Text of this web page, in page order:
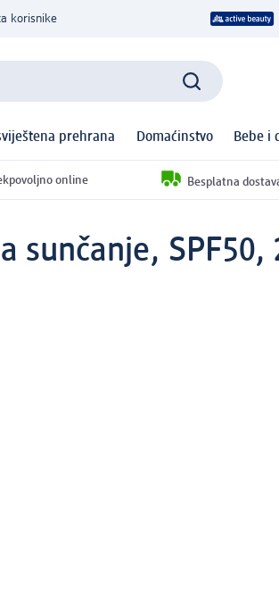
korisnike
prehrana Domaćinstvo Bebe i
online Besplatna
sunčanje, SPF50,